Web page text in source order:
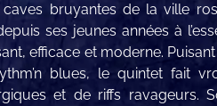
bruyantes de la ville
ses jeunes années à
efficace et moderne.
blues, le quintet fait
et de riffs ravageurs.